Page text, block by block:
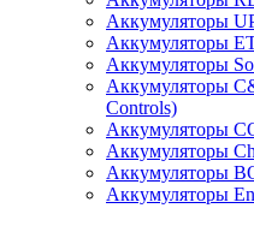
Аккумуляторы
Аккумуляторы
Аккумуляторы
Аккумуляторы
Controls)
Аккумуляторы
Аккумуляторы
Аккумуляторы
Аккумуляторы